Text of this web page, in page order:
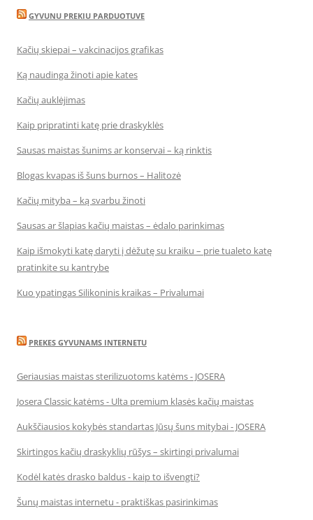
GYVUNU PREKIU PARDUOTUVE
Kačių skiepai – vakcinacijos grafikas
Ką naudinga žinoti apie kates
Kačių auklėjimas
Kaip pripratinti katę prie draskyklės
Sausas maistas šunims ar konservai – ką rinktis
Blogas kvapas iš šuns burnos – Halitozė
Kačių mityba – ką svarbu žinoti
Sausas ar šlapias kačių maistas – ėdalo parinkimas
Kaip išmokyti katę daryti į dėžutę su kraiku – prie tualeto katę
pratinkite su kantrybe
Kuo ypatingas Silikoninis kraikas – Privalumai
PREKES GYVUNAMS INTERNETU
Geriausias maistas sterilizuotoms katėms - JOSERA
Josera Classic katėms - Ulta premium klasės kačių maistas
Aukščiausios kokybės standartas Jūsų šuns mitybai - JOSERA
Skirtingos kačių draskyklių rūšys – skirtingi privalumai
Kodėl katės drasko baldus - kaip to išvengti?
Šunų maistas internetu - praktiškas pasirinkimas